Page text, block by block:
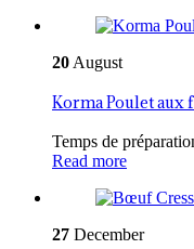
20 August
Korma Poulet aux
Temps de
Read more
27 December